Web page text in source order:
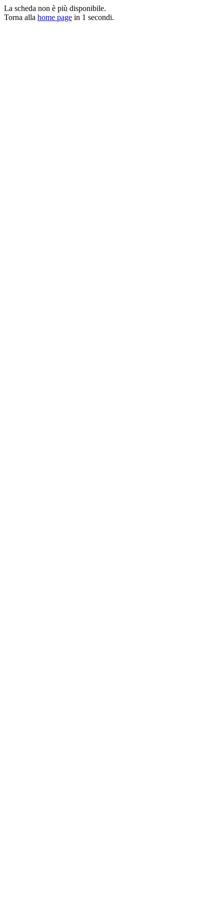
La scheda non è più disponibile.
Torna alla home page in 1 secondi.